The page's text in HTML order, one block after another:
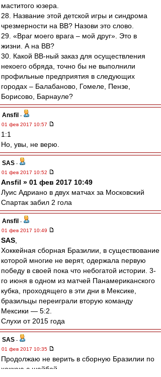
маститого юзера.
28. Название этой детской игры и синдрома
чрезмерности на ВВ? Назови это слово.
29. «Враг моего врага – мой друг». Это в
жизни. А на ВВ?
30. Какой ВВ-ный заказ для осуществления
некоего обряда, точно бы не выполнили
профильные предприятия в следующих
городах – Балабаново, Гомеле, Пензе,
Борисово, Барнауле?
Ansfil -
01 фев 2017 10:57
1:1
Но, увы, не верю.
SAS -
01 фев 2017 10:52
Ansfil » 01 фев 2017 10:49
Луис Адриано в двух матчах за Московский
Спартак забил 2 гола
Ansfil -
01 фев 2017 10:49
SAS
Хоккейная сборная Бразилии, в существование
которой многие не верят, одержала первую
победу в своей пока что небогатой истории. 3-
го июня в одном из матчей Панамериканского
кубка, проходящего в эти дни в Мексике,
бразильцы переиграли вторую команду
Мексики — 5:2.
Слухи от 2015 года
SAS -
01 фев 2017 10:35
Продолжаю не верить в сборную Бразилии по
хоккею с шайбой